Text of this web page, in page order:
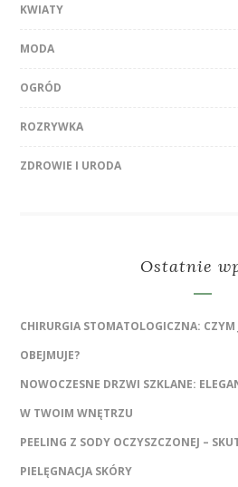
KWIATY
MODA
OGRÓD
ROZRYWKA
ZDROWIE I URODA
Ostatnie
CHIRURGIA STOMATOLOGICZNA: CZYM
OBEJMUJE?
NOWOCZESNE DRZWI SZKLANE:
W TWOIM WNĘTRZU
PEELING Z SODY OCZYSZCZONEJ –
PIELĘGNACJA SKÓRY